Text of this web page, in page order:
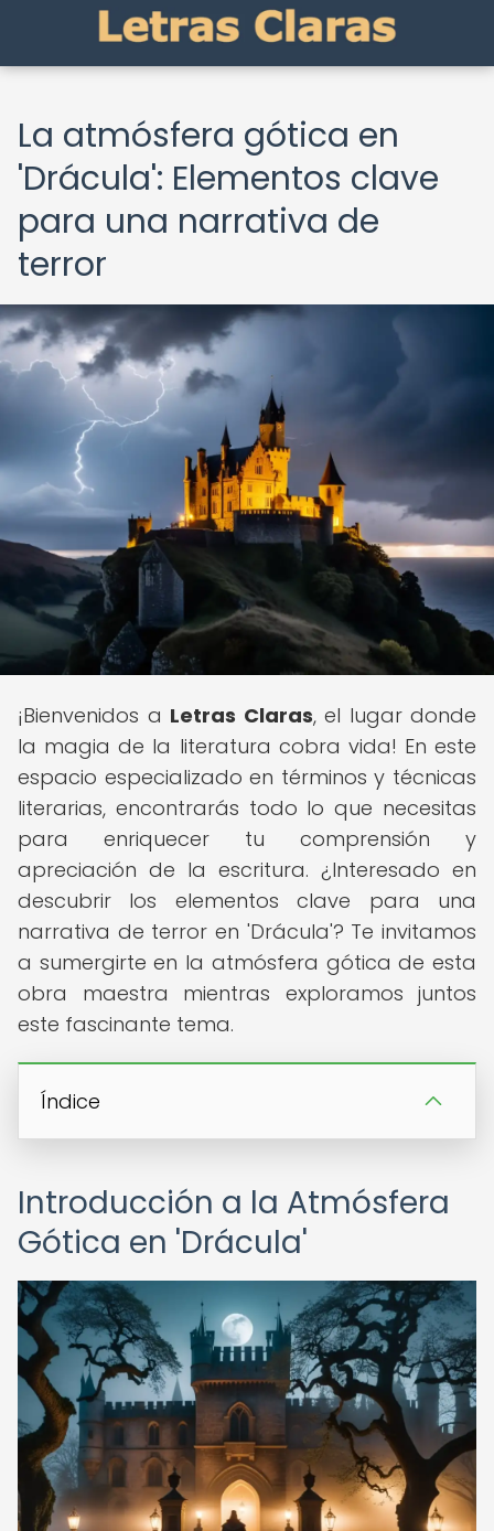
La atmósfera gótica en
'Drácula': Elementos clave
para una narrativa de
terror
¡Bienvenidos a Letras Claras, el lugar donde
la magia de la literatura cobra vida! En este
espacio especializado en términos y técnicas
literarias, encontrarás todo lo que necesitas
para enriquecer tu comprensión y
apreciación de la escritura. ¿Interesado en
descubrir los elementos clave para una
narrativa de terror en 'Drácula'? Te invitamos
a sumergirte en la atmósfera gótica de esta
obra maestra mientras exploramos juntos
este fascinante tema.
Índice
Introducción a la Atmósfera
Gótica en 'Drácula'